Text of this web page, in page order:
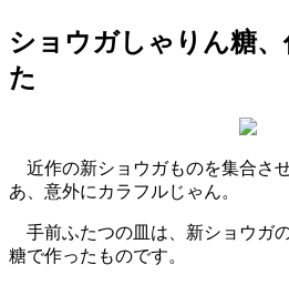
ショウガしゃりん糖
た
近作の新ショウガものを集合さ
あ、意外にカラフルじゃん。
手前ふたつの皿は、新ショウガ
糖で作ったものです。